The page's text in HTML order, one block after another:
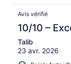
Avis vérifié
10/10 –
Talib
23 avr. 2026